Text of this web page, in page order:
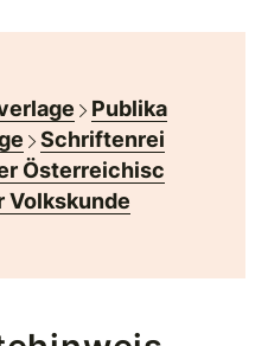
Publika
Schriftenrei
Österreichisc
Volkskunde